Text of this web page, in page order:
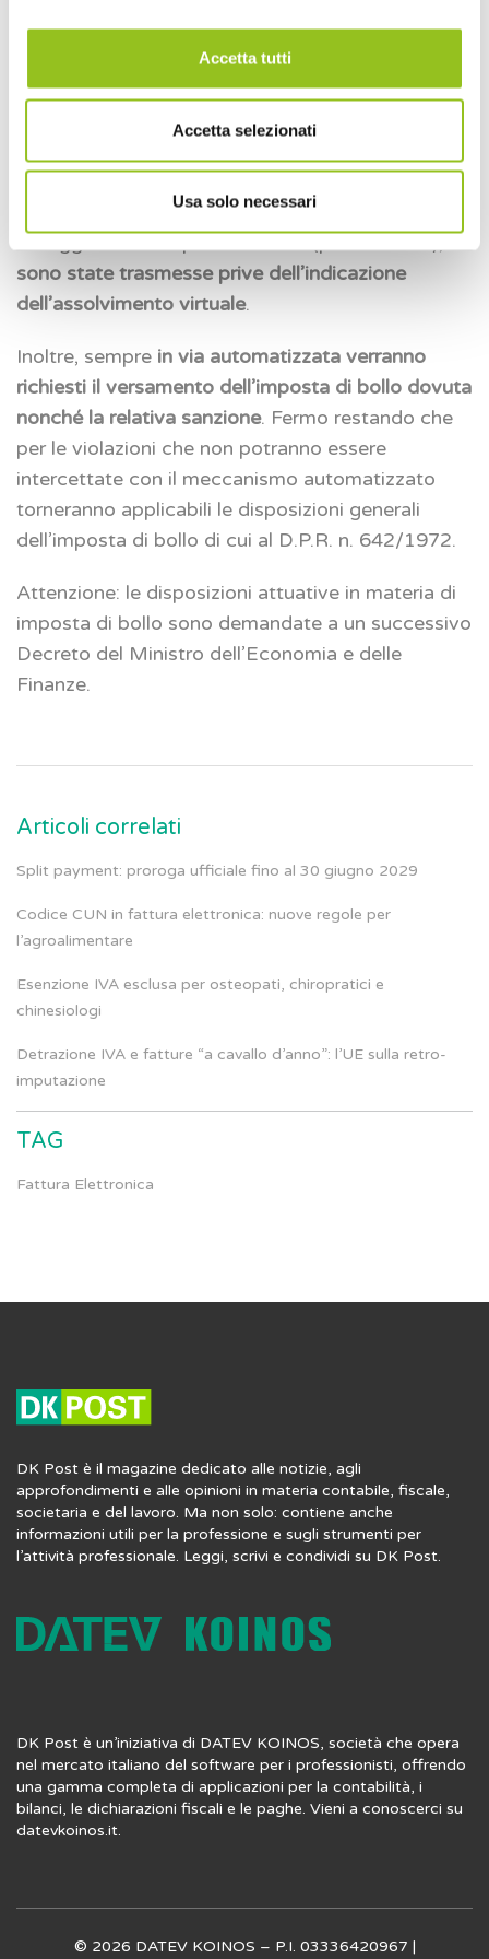
Accetta tutti
Accetta selezionati
Usa solo necessari
Ciò premesso, si evidenzia che l’art. 12-novies
della Legge n. 58 del 28 giugno 2019, di
conversione del D.L. n. 34/2019 (c.d. Decreto
Crescita) ha stabilito che per le
fatture
delle Entrate provvederà ad integrare
automaticamente quelle che, dovendo essere
sono state trasmesse prive dell’indicazione
dell’assolvimento virtuale.
Inoltre, sempre in via automatizzata verranno
richiesti il versamento dell’imposta di bollo dovuta
nonché la relativa sanzione. Fermo restando che
per le violazioni che non potranno essere
intercettate con il meccanismo automatizzato
torneranno applicabili le disposizioni generali
dell’imposta di bollo di cui al D.P.R. n. 642/1972.
Attenzione: le disposizioni attuative in materia di
imposta di bollo sono demandate a un successivo
Decreto del Ministro dell’Economia e delle
Finanze.
Articoli correlati
Split payment: proroga ufficiale fino al 30 giugno 2029
Codice CUN in fattura elettronica: nuove regole per
l’agroalimentare
Esenzione IVA esclusa per osteopati, chiropratici e
chinesiologi
Detrazione IVA e fatture “a cavallo d’anno”: l’UE sulla retro-
imputazione
TAG
Fattura Elettronica
DK Post è il magazine dedicato alle notizie, agli
approfondimenti e alle opinioni in materia contabile, fiscale,
societaria e del lavoro. Ma non solo: contiene anche
informazioni utili per la professione e sugli strumenti per
l’attività professionale. Leggi, scrivi e condividi su DK Post.
DK Post è un’iniziativa di DATEV KOINOS, società che opera
nel mercato italiano del software per i professionisti, offrendo
una gamma completa di applicazioni per la contabilità, i
bilanci, le dichiarazioni fiscali e le paghe. Vieni a conoscerci su
datevkoinos.it.
© 2026 DATEV KOINOS – P.I. 03336420967 |